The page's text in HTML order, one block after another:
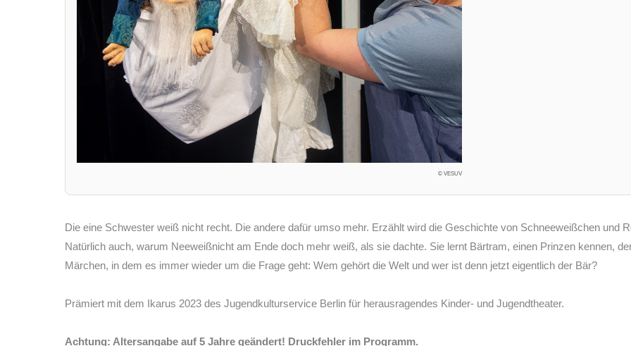
© VESUV
Die eine Schwester weiß nicht recht. Die andere dafür umso mehr. Erzählt wird die Geschichte von Schneeweißchen und
Natürlich auch, warum Neeweißnicht am Ende doch mehr weiß, als sie dachte. Sie lernt Bärtram, einen Prinzen kennen,
Märchen, in dem es immer wieder um die Frage geht: Wem gehört die Welt und wer ist denn jetzt eigentlich der Bär?
Prämiert mit dem Ikarus 2023 des Jugendkulturservice Berlin für herausragendes Kinder- und Jugendtheater.
Achtung: Altersangabe auf 5 Jahre geändert! Druckfehler im Programm.